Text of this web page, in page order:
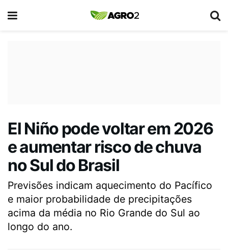
El Niño pode voltar em 2026
e aumentar risco de chuva
no Sul do Brasil
Previsões indicam aquecimento do Pacífico
e maior probabilidade de precipitações
acima da média no Rio Grande do Sul ao
longo do ano.